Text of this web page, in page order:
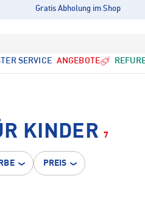
Gratis Abholung im Shop
SERVICE ANGEBOTE
KINDER 7
PREIS